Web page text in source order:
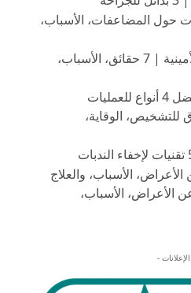
| 9 معلومات حول المضاعفات، الأسباب،
اضطرابات الأحماض الأمينية | 7 حقائق، الأسباب،
العانة | 5 طرق للتشخيص، الوقاية،
7 حقائق عن الأعراض، الأسباب،
-